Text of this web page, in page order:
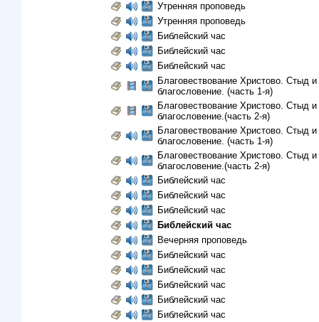
Утренняя проповедь
Утренняя проповедь
Библейский час
Библейский час
Библейский час
Благовествование Христово. Стыд и
благословение. (часть 1-я)
Благовествование Христово. Стыд и
благословение.(часть 2-я)
Благовествование Христово. Стыд и
благословение. (часть 1-я)
Благовествование Христово. Стыд и
благословение.(часть 2-я)
Библейский час
Библейский час
Библейский час
Библейский час
Вечерняя проповедь
Библейский час
Библейский час
Библейский час
Библейский час
Библейский час